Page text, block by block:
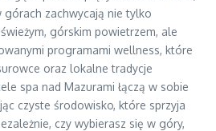
górach zachwycają nie tylko
górskim powietrzem, ale
programami wellness, które
oraz lokalne tradycje
spa nad Mazurami łączą w sobie
czyste środowisko, które sprzyja
czy wybierasz się w góry,